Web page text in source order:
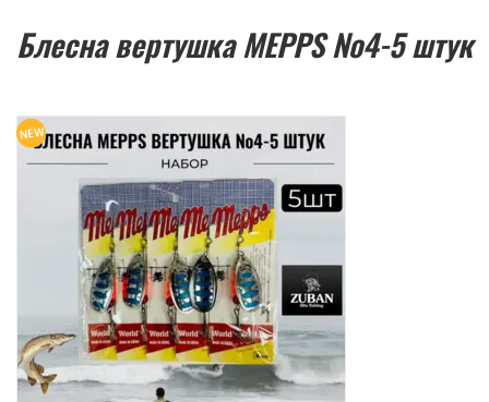
Блесна вертушка MEPPS №4-5 штук